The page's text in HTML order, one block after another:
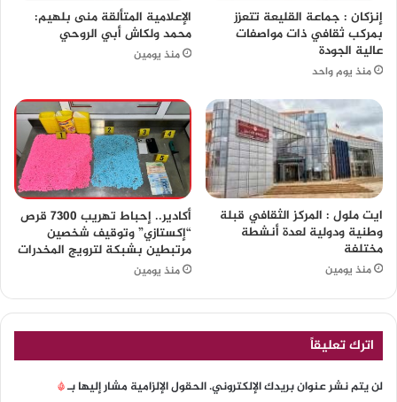
إنزكان : جماعة القليعة تتعزز
بمركب ثقافي ذات مواصفات
عالية الجودة
منذ يوم واحد
الإعلامية المتألقة منى بلهيم:
محمد ولكاش أبي الروحي
منذ يومين
ايت ملول : المركز الثقافي قبلة
وطنية ودولية لعدة أنشطة
مختلفة
منذ يومين
أكادير.. إحباط تهريب 7300 قرص
“إكستازي” وتوقيف شخصين
مرتبطين بشبكة لترويج المخدرات
منذ يومين
اترك تعليقاً
لن يتم نشر عنوان بريدك الإلكتروني.الحقول الإلزامية مشار إليها بـ*